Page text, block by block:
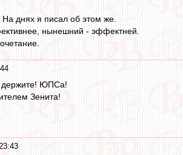
днях я писал об этом же.
нынешний - эффектней.
ЮПСа!
Зенита!